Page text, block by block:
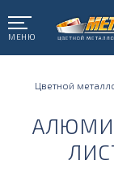
МЕНЮ
Цветной